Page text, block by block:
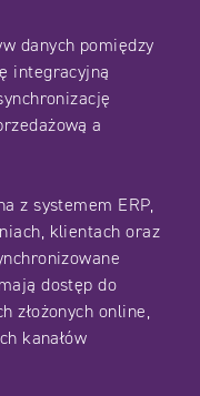
danych pomiędzy
integracyjną
a
z systemem ERP,
klientach oraz
dostęp do
złożonych online,
kanałów